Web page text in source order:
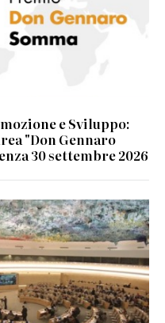
e Sviluppo:
"Don Gennaro
30 settembre 2026
Hoffman